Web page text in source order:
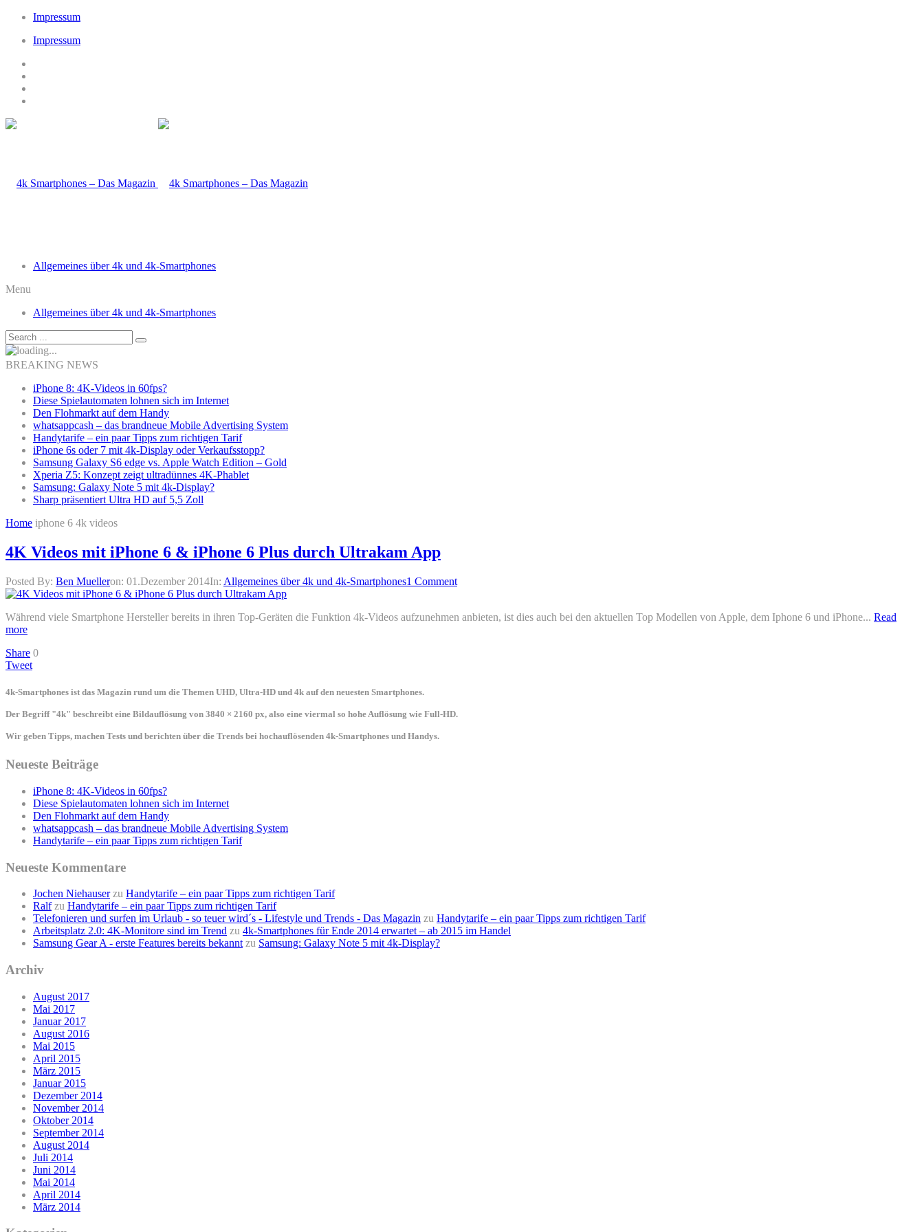
Impressum
Impressum
Allgemeines über 4k und 4k-Smartphones
Menu
Allgemeines über 4k und 4k-Smartphones
BREAKING NEWS
iPhone 8: 4K-Videos in 60fps?
Diese Spielautomaten lohnen sich im Internet
Den Flohmarkt auf dem Handy
whatsappcash – das brandneue Mobile Advertising System
Handytarife – ein paar Tipps zum richtigen Tarif
iPhone 6s oder 7 mit 4k-Display oder Verkaufsstopp?
Samsung Galaxy S6 edge vs. Apple Watch Edition – Gold
Xperia Z5: Konzept zeigt ultradünnes 4K-Phablet
Samsung: Galaxy Note 5 mit 4k-Display?
Sharp präsentiert Ultra HD auf 5,5 Zoll
Home iphone 6 4k videos
4K Videos mit iPhone 6 & iPhone 6 Plus durch Ultrakam App
Posted By: Ben Muelleron: 01.Dezember 2014In: Allgemeines über 4k und 4k-Smartphones1 Comment
Während viele Smartphone Hersteller bereits in ihren Top-Geräten die Funktion 4k-Videos aufzunehmen anbieten, ist dies auch bei den aktuellen Top Modellen von Apple, dem Iphone 6 und iPhone... Read
more
Share 0
Tweet
4k-Smartphones ist das Magazin rund um die Themen UHD, Ultra-HD und 4k auf den neuesten Smartphones.
Der Begriff "4k" beschreibt eine Bildauflösung von 3840 × 2160 px, also eine viermal so hohe Auflösung wie Full-HD.
Wir geben Tipps, machen Tests und berichten über die Trends bei hochauflösenden 4k-Smartphones und Handys.
Neueste Beiträge
iPhone 8: 4K-Videos in 60fps?
Diese Spielautomaten lohnen sich im Internet
Den Flohmarkt auf dem Handy
whatsappcash – das brandneue Mobile Advertising System
Handytarife – ein paar Tipps zum richtigen Tarif
Neueste Kommentare
Jochen Niehauserzu Handytarife – ein paar Tipps zum richtigen Tarif
Ralfzu Handytarife – ein paar Tipps zum richtigen Tarif
Telefonieren und surfen im Urlaub - so teuer wird´s - Lifestyle und Trends - Das Magazin zu Handytarife – ein paar Tipps zum richtigen Tarif
Arbeitsplatz 2.0: 4K-Monitore sind im Trend zu 4k-Smartphones für Ende 2014 erwartet – ab 2015 im Handel
Samsung Gear A - erste Features bereits bekannt zu Samsung: Galaxy Note 5 mit 4k-Display?
Archiv
August 2017
Mai 2017
Januar 2017
August 2016
Mai 2015
April 2015
März 2015
Januar 2015
Dezember 2014
November 2014
Oktober 2014
September 2014
August 2014
Juli 2014
Juni 2014
Mai 2014
April 2014
März 2014